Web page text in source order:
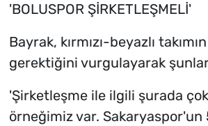
'BOLUSPOR ŞİRKETLEŞMELİ'
Bayrak, kırmızı-beyazlı
gerektiğini vurgulayarak
'Şirketleşme ile ilgili şurada
örneğimiz var.